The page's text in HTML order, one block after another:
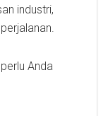
industri,
Anda